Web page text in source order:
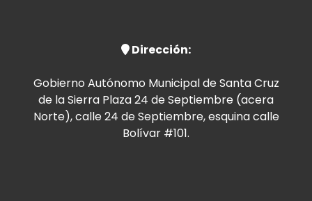
Dirección:
Gobierno Autónomo Municipal de Santa Cruz
de la Sierra Plaza 24 de Septiembre (acera
Norte), calle 24 de Septiembre, esquina calle
Bolívar #101.